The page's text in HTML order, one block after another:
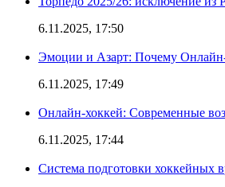
6.11.2025, 17:50
Эмоции и Азарт: Почему
6.11.2025, 17:49
Онлайн-хоккей: Современные
6.11.2025, 17:44
Система подготовки хоккейных